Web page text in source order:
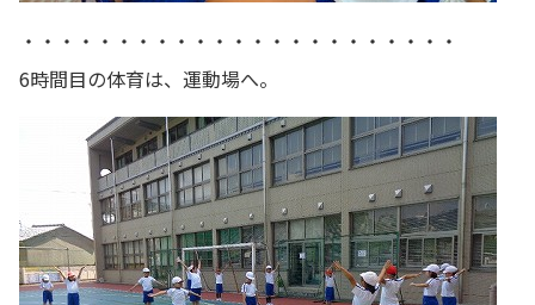
・・・・・・・・・・・・・・・・・・・・・・・
6時間目の体育は、運動場へ。